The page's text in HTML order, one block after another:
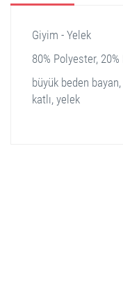
Giyim - Yelek
80% Polyester,
büyük beden
katlı, yelek